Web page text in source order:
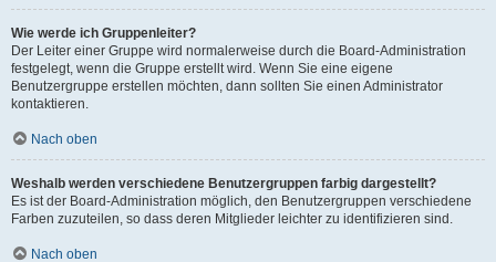
Wie werde ich Gruppenleiter?
Der Leiter einer Gruppe wird normalerweise durch die Board-Administration
festgelegt, wenn die Gruppe erstellt wird. Wenn Sie eine eigene
Benutzergruppe erstellen möchten, dann sollten Sie einen Administrator
kontaktieren.
Nach oben
Weshalb werden verschiedene Benutzergruppen farbig dargestellt?
Es ist der Board-Administration möglich, den Benutzergruppen verschiedene
Farben zuzuteilen, so dass deren Mitglieder leichter zu identifizieren sind.
Nach oben